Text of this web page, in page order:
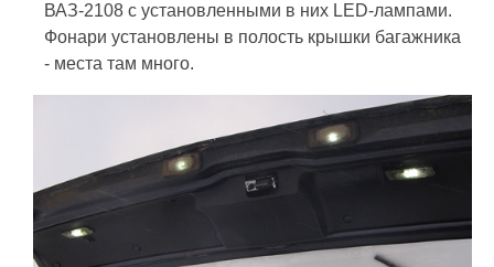
ВАЗ-2108 с установленными в них LED-лампами.
Фонари установлены в полость крышки багажника
- места там много.